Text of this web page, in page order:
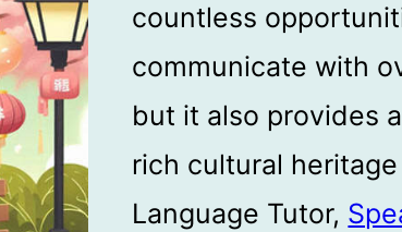
countless
communicate with
but it also provides
rich cultural
Language Tutor,